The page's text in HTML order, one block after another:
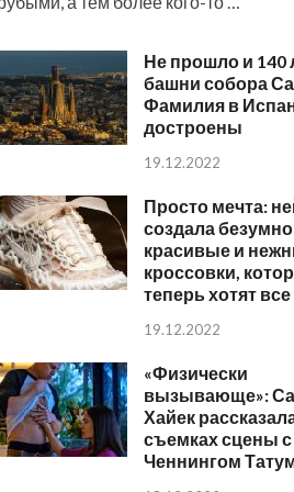
Не прошло и 140
башни собора
Фамилия в
достроены
19.12.2022
Просто мечта:
создала безумно
красивые и
кроссовки,
теперь хотят все
19.12.2022
«Физически
вызывающе»:
Хайек
съемках сцены с
Ченнингом